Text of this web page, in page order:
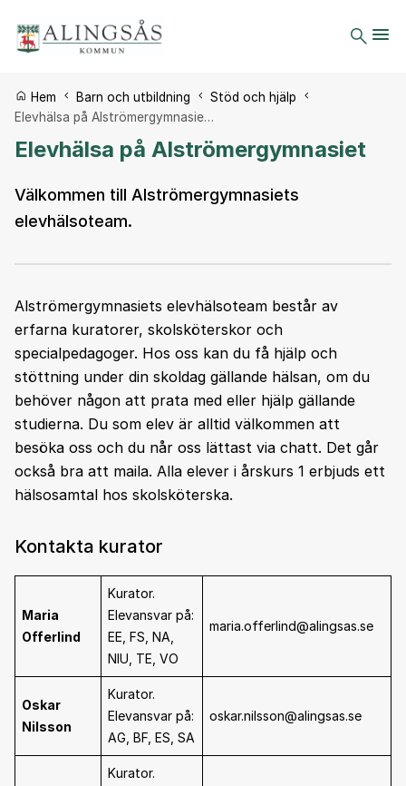
Du är här:
Hem Barn och utbildning
Stöd och hjälp
Elevhälsa på Alströmergymnasie…
Elevhälsa på Alströmergymnasiet
Välkommen till Alströmergymnasiets
elevhälsoteam.
Alströmergymnasiets elevhälsoteam består av
erfarna kuratorer, skolsköterskor och
specialpedagoger. Hos oss kan du få hjälp och
stöttning under din skoldag gällande hälsan, om du
behöver någon att prata med eller hjälp gällande
studierna. Du som elev är alltid välkommen att
besöka oss och du når oss lättast via chatt. Det går
också bra att maila. Alla elever i årskurs 1 erbjuds ett
hälsosamtal hos skolsköterska.
Kontakta kurator
Maria
Offerlind
Kurator.
Elevansvar på:
EE, FS, NA,
NIU, TE, VO
maria.offerlind@alingsas.se
Oskar
Nilsson
Kurator.
Elevansvar på:
AG, BF, ES, SA
oskar.nilsson@alingsas.se
Kurator.